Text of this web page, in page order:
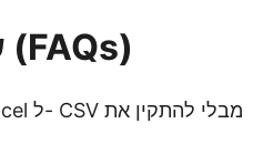
שאלות נפוצות (FAQs)